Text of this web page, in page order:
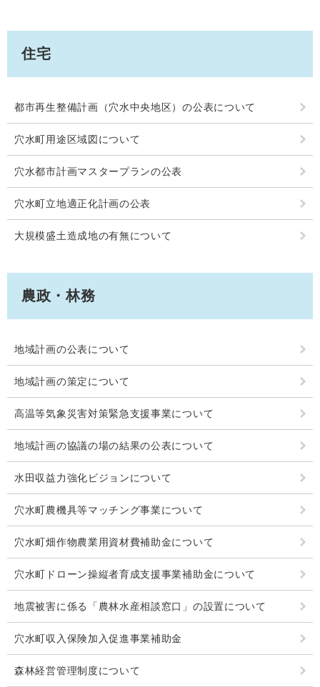
住宅
都市再生整備計画（穴水中央地区）の公表について
穴水町用途区域図について
穴水都市計画マスタープランの公表
穴水町立地適正化計画の公表
大規模盛土造成地の有無について
農政・林務
地域計画の公表について
地域計画の策定について
高温等気象災害対策緊急支援事業について
地域計画の協議の場の結果の公表について
水田収益力強化ビジョンについて
穴水町農機具等マッチング事業について
穴水町畑作物農業用資材費補助金について
穴水町ドローン操縦者育成支援事業補助金について
地震被害に係る「農林水産相談窓口」の設置について
穴水町収入保険加入促進事業補助金
森林経営管理制度について